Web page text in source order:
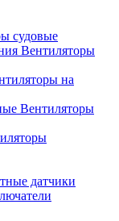
судовые
Вентиляторы
на
Вентиляторы
датчики